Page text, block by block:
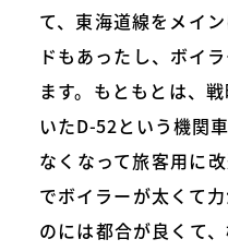
て、東海道線をメイ
ドもあったし、ボイ
ます。もともとは、
いたD-52という機関
なくなって旅客用に
でボイラーが太くて
のには都合が良くて